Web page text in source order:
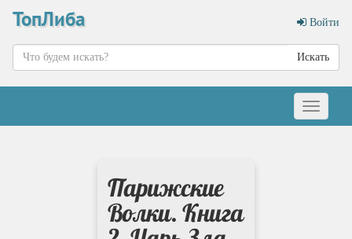
ТопЛиба Войти
Искать
Меню